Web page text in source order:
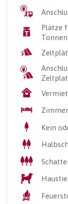
Plätze
Kein